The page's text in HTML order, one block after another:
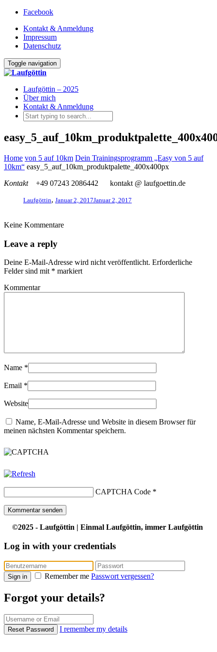
Facebook
Kontakt & Anmeldung
Impressum
Datenschutz
Toggle navigation
Laufgöttin – 2025
Über mich
Kontakt & Anmeldung
Home von 5 auf 10km Dein Trainingsprogramm „Easy von 5 auf
10km“ easy_5_auf_10km_produktpalette_400x400px
Kontakt
+49 07243 2086442 kontakt @ laufgoettin.de
Laufgöttin, Januar 2, 2017Januar 2, 2017
Keine Kommentare
Leave a reply
Deine E-Mail-Adresse wird nicht veröffentlicht. Erforderliche
Felder sind mit * markiert
Kommentar
Name *
Email *
Website
Name, E-Mail-Adresse und Website in diesem Browser für
meinen nächsten Kommentar speichern.
CAPTCHA Code *
©2025 - Laufgöttin | Einmal Laufgöttin, immer Laufgöttin
Log in with your credentials
Sign in Remember me Passwort vergessen?
Forgot your details?
Reset Password I remember my details